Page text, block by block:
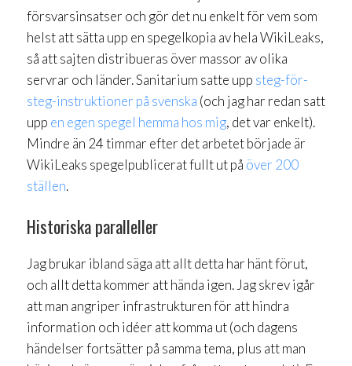
försvarsinsatser och gör det nu enkelt för vem som
helst att sätta upp en spegelkopia av hela WikiLeaks,
så att sajten distribueras över massor av olika
servrar och länder. Sanitarium satte upp steg-för-
steg-instruktioner på svenska (och jag har redan satt
upp en egen spegel hemma hos mig, det var enkelt).
Mindre än 24 timmar efter det arbetet började är
WikiLeaks spegelpublicerat fullt ut på över 200
ställen.
Historiska paralleller
Jag brukar ibland säga att allt detta har hänt förut,
och allt detta kommer att hända igen. Jag skrev igår
att man angriper infrastrukturen för att hindra
information och idéer att komma ut (och dagens
händelser fortsätter på samma tema, plus att man